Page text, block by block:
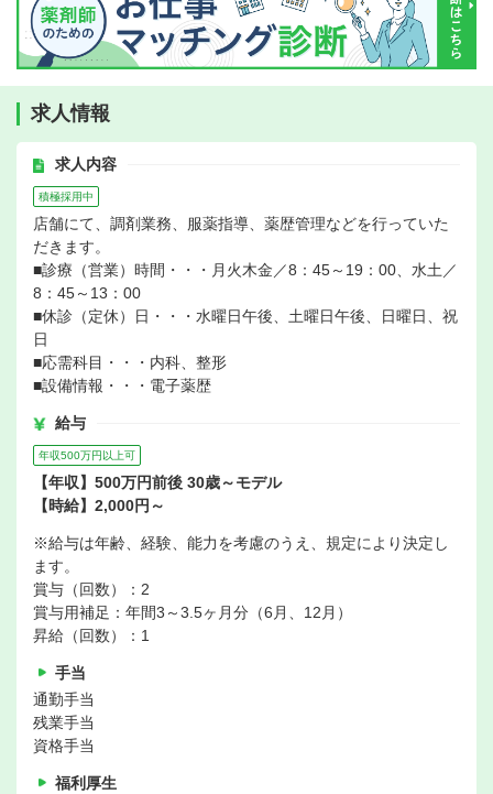
求人情報
求人内容
積極採用中
店舗にて、調剤業務、服薬指導、薬歴管理などを行っていた
だきます。
■診療（営業）時間・・・月火木金／8：45～19：00、水土／
8：45～13：00
■休診（定休）日・・・水曜日午後、土曜日午後、日曜日、祝
日
■応需科目・・・内科、整形
■設備情報・・・電子薬歴
給与
年収500万円以上可
【年収】500万円前後 30歳～モデル
【時給】2,000円～
※給与は年齢、経験、能力を考慮のうえ、規定により決定し
ます。
賞与（回数）：2
賞与用補足：年間3～3.5ヶ月分（6月、12月）
昇給（回数）：1
手当
通勤手当
残業手当
資格手当
福利厚生